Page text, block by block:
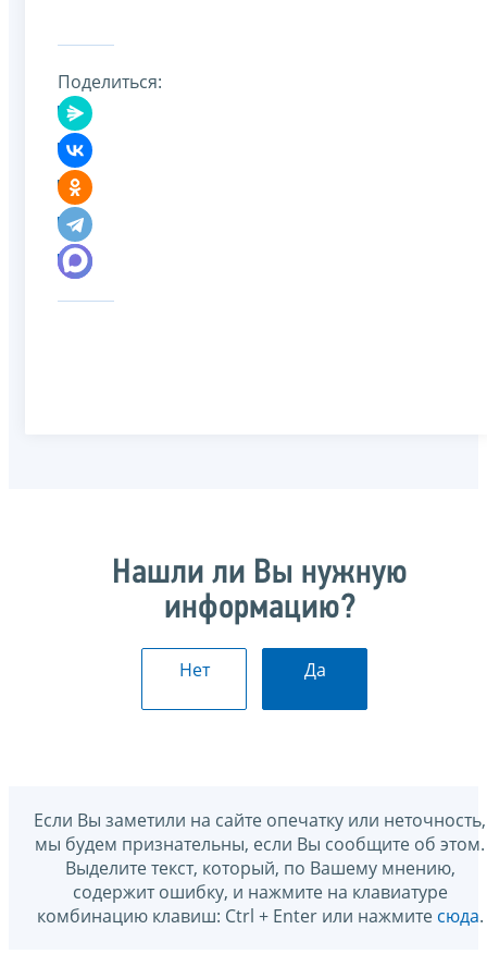
Поделиться:
Нашли ли Вы нужную
информацию?
Нет Да
Если Вы заметили на сайте опечатку или неточность,
мы будем признательны, если Вы сообщите об этом.
Выделите текст, который, по Вашему мнению,
содержит ошибку, и нажмите на клавиатуре
комбинацию клавиш: Ctrl + Enter или нажмите сюда.